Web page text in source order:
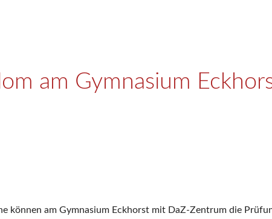
am Gymnasium
können am Gymnasium Eckhorst mit DaZ-Zentrum die